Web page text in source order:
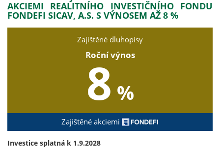
AKCIEMI REALITNÍHO INVESTIČNÍHO FONDU
FONDEFI SICAV, A.S. S VÝNOSEM AŽ 8 %
Zajištěné dluhopisy
Roční výnos
8 %
Zajištěné akciemi
Investice splatná k 1.9.2028